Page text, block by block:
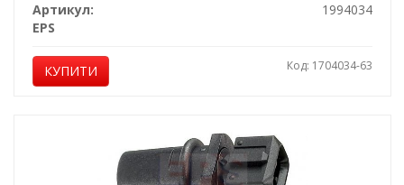
Артикул:
1994034
EPS
КУПИТИ Код: 1704034-63